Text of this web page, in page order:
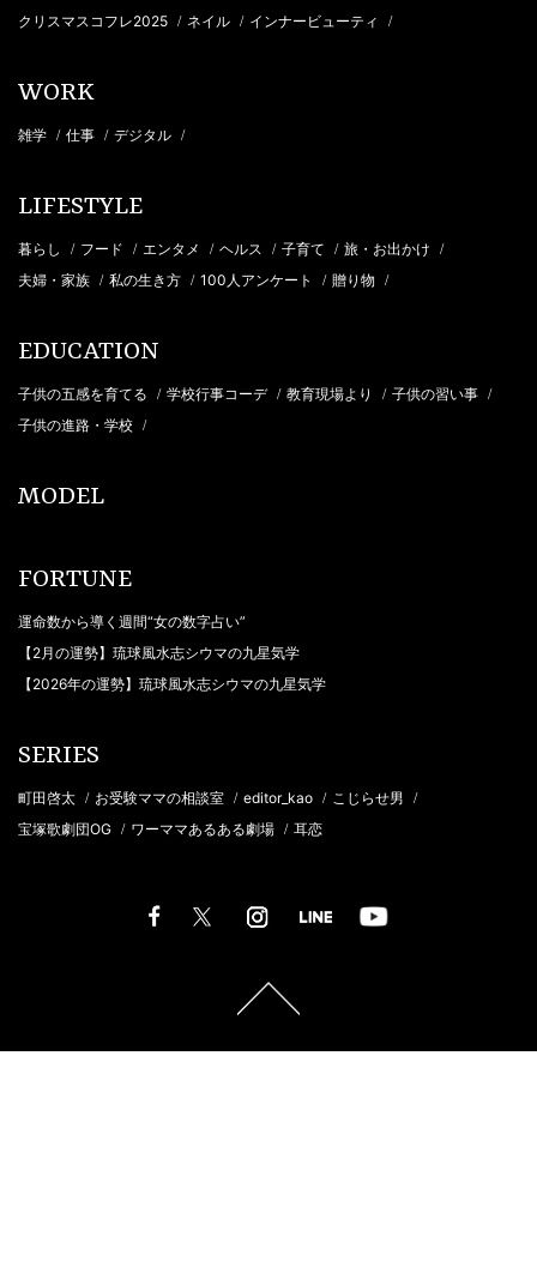
クリスマスコフレ2025 / ネイル / インナービューティ /
WORK
雑学 / 仕事 / デジタル /
LIFESTYLE
暮らし / フード / エンタメ / ヘルス / 子育て / 旅・お出かけ /
夫婦・家族 / 私の生き方 / 100人アンケート / 贈り物 /
EDUCATION
子供の五感を育てる / 学校行事コーデ / 教育現場より / 子供の習い事 /
子供の進路・学校 /
MODEL
FORTUNE
運命数から導く週間“女の数字占い”
【2月の運勢】琉球風水志シウマの九星気学
【2026年の運勢】琉球風水志シウマの九星気学
SERIES
町田啓太 / お受験ママの相談室 / editor_kao / こじらせ男 /
宝塚歌劇団OG / ワーママあるある劇場 / 耳恋